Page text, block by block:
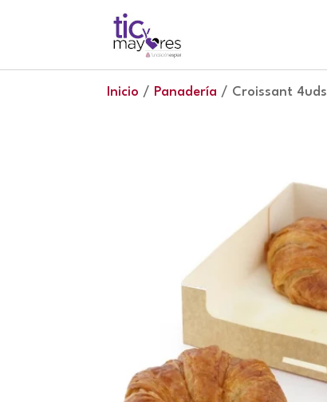
Inicio / Panadería / Croissant 4uds